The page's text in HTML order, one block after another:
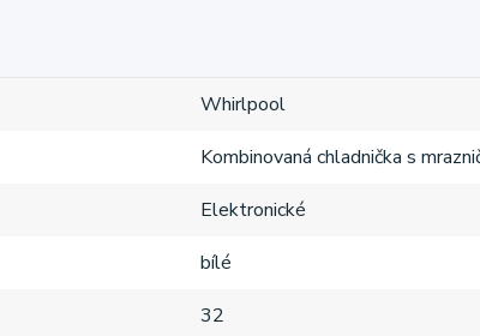
Whirlpool
Kombinovaná chladnička s
Elektronické
bílé
32